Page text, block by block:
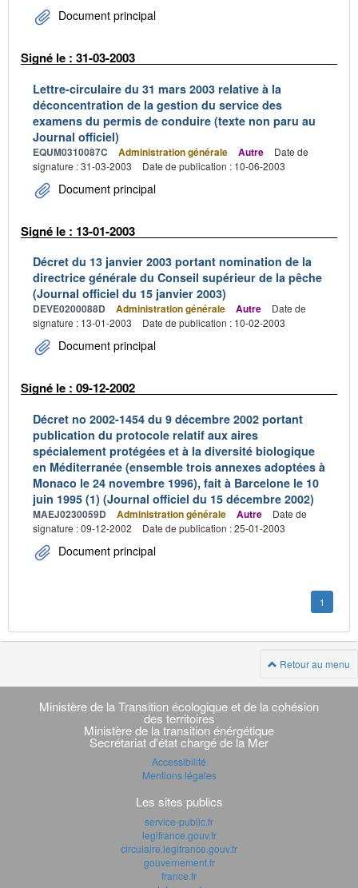
Document principal
Signé le : 31-03-2003
Lettre-circulaire du 31 mars 2003 relative à la
déconcentration de la gestion du service des
examens du permis de conduire (texte non paru au
Journal officiel)
EQUM0310087C Administration générale Autre
Date de
signature : 31-03-2003
Date de publication : 10-06-2003
Document principal
Signé le : 13-01-2003
Décret du 13 janvier 2003 portant nomination de la
directrice générale du Conseil supérieur de la pêche
(Journal officiel du 15 janvier 2003)
DEVE0200088D Administration générale Autre
Date de
signature : 13-01-2003
Date de publication : 10-02-2003
Document principal
Signé le : 09-12-2002
Décret no 2002-1454 du 9 décembre 2002 portant
publication du protocole relatif aux aires
spécialement protégées et à la diversité biologique
en Méditerranée (ensemble trois annexes adoptées à
Monaco le 24 novembre 1996), fait à Barcelone le 10
juin 1995 (1) (Journal officiel du 15 décembre 2002)
MAEJ0230059D Administration générale Autre
Date de
signature : 09-12-2002
Date de publication : 25-01-2003
Document principal
1
Retour au menu
Navigation
transverse
Ministère de la Transition écologique et de la cohésion
des territoires
Ministère de la transition énérgétique
Secrétariat d'état chargé de la Mer
Accessibilité
Mentions légales
Les sites publics
service-public.fr
legifrance.gouv.fr
circulaire.legifrance.gouv.fr
gouvernement.fr
france.fr